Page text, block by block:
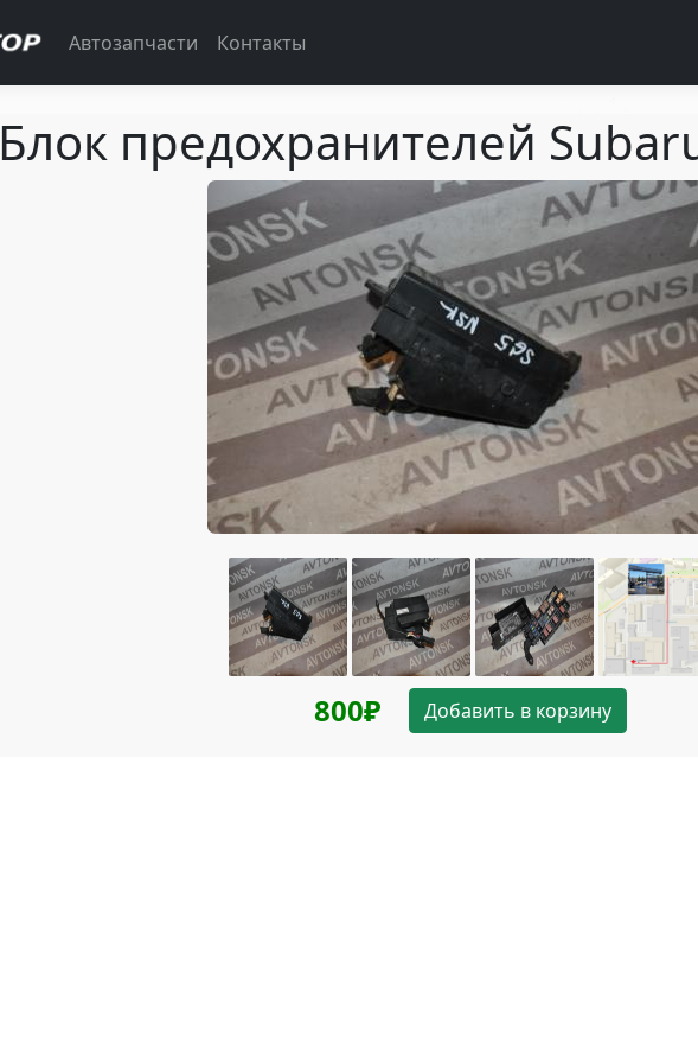
Автозапчасти Контакты
Блок предохранителей
800₽ Добавить в корзину